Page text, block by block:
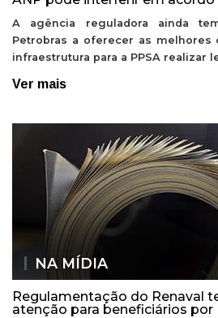
A agência reguladora ainda
Petrobras a oferecer as melhores
infraestrutura para a PPSA realizar
Ver mais
NA MÍDIA
Regulamentação do Renaval
atenção para beneficiários por